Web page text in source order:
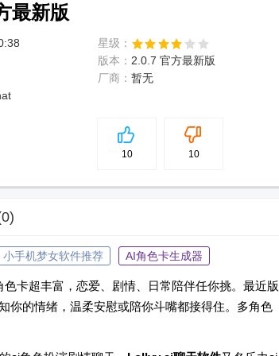
最新版
星级：
版本： 2.0.7 官方最新版
厂商： 暂无
5
10 10
小手机梦女软件推荐 AI角色卡生成器
卡超丰富，恋爱、剧情、日常陪伴任你挑。最近版
你的情绪，温柔安慰或陪你斗嘴都接得住。多角色